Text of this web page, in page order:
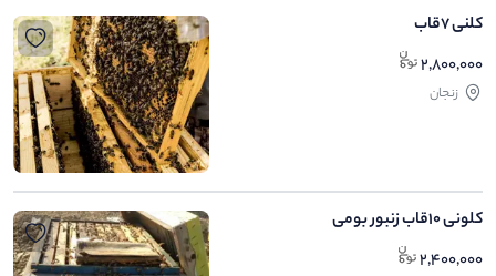
کلنی 7قاب
2,800,000
زنجان
کلونی 10قاب زنبور بومی
2,400,000